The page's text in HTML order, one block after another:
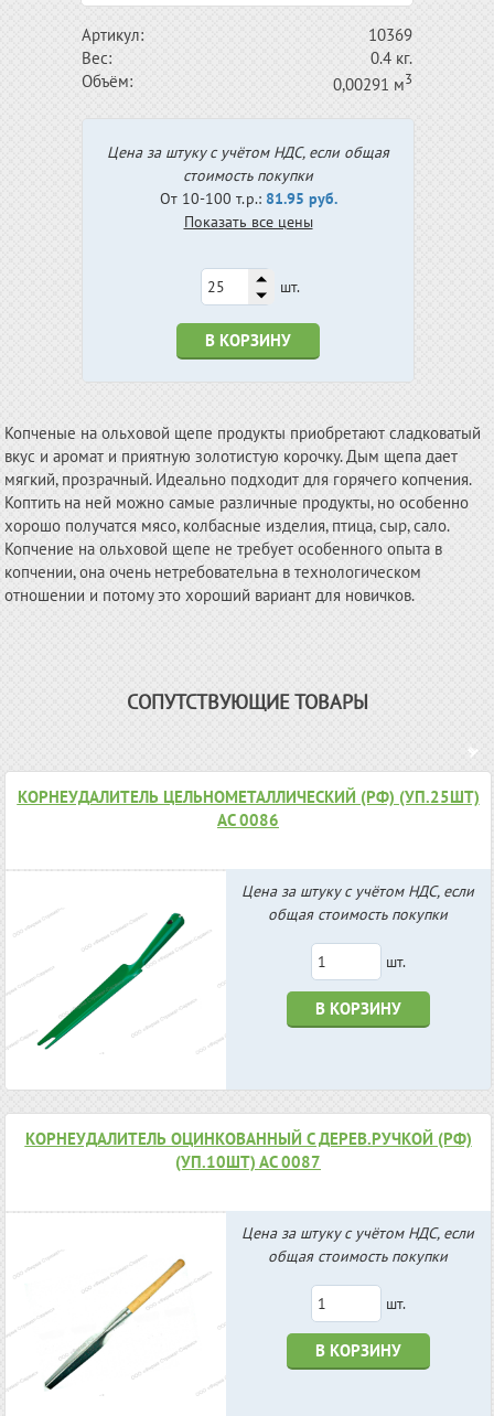
Артикул:
10369
Вес:
0.4 кг.
Объём:
0,00291 м3
Цена за штуку с учётом НДС, если общая
стоимость покупки
От 10-100 т.р.: 81.95 руб.
Показать все цены
шт.
В КОРЗИНУ
Копченые на ольховой щепе продукты приобретают сладковатый
вкус и аромат и приятную золотистую корочку. Дым щепа дает
мягкий, прозрачный. Идеально подходит для горячего копчения.
Коптить на ней можно самые различные продукты, но особенно
хорошо получатся мясо, колбасные изделия, птица, сыр, сало.
Копчение на ольховой щепе не требует особенного опыта в
копчении, она очень нетребовательна в технологическом
отношении и потому это хороший вариант для новичков.
СОПУТСТВУЮЩИЕ ТОВАРЫ
КОРНЕУДАЛИТЕЛЬ ЦЕЛЬНОМЕТАЛЛИЧЕСКИЙ (РФ) (УП.25ШТ)
АС 0086
Цена за штуку с учётом НДС, если
общая стоимость покупки
шт.
В КОРЗИНУ
КОРНЕУДАЛИТЕЛЬ ОЦИНКОВАННЫЙ С ДЕРЕВ.РУЧКОЙ (РФ)
(УП.10ШТ) АС 0087
Цена за штуку с учётом НДС, если
общая стоимость покупки
шт.
В КОРЗИНУ